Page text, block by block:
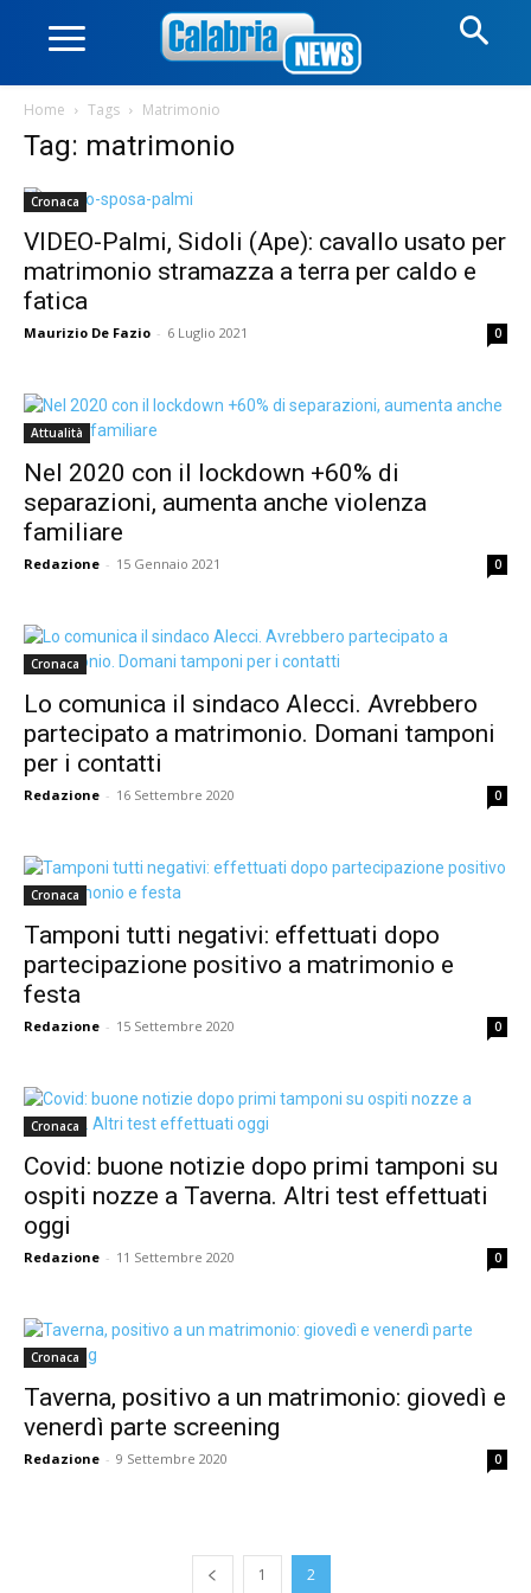
Home Tags Matrimonio
Tag: matrimonio
Cronaca
VIDEO-Palmi, Sidoli (Ape): cavallo usato per
matrimonio stramazza a terra per caldo e
fatica
Maurizio De Fazio - 6 Luglio 2021 0
Attualità
Nel 2020 con il lockdown +60% di
separazioni, aumenta anche violenza
familiare
Redazione - 15 Gennaio 2021 0
Cronaca
Lo comunica il sindaco Alecci. Avrebbero
partecipato a matrimonio. Domani tamponi
per i contatti
Redazione - 16 Settembre 2020 0
Cronaca
Tamponi tutti negativi: effettuati dopo
partecipazione positivo a matrimonio e
festa
Redazione - 15 Settembre 2020 0
Cronaca
Covid: buone notizie dopo primi tamponi su
ospiti nozze a Taverna. Altri test effettuati
oggi
Redazione - 11 Settembre 2020 0
Cronaca
Taverna, positivo a un matrimonio: giovedì e
venerdì parte screening
Redazione - 9 Settembre 2020 0
1 2